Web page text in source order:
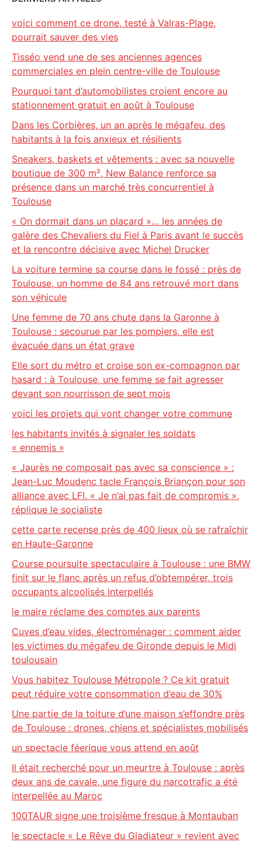
voici comment ce drone, testé à Valras-Plage,
pourrait sauver des vies
Tisséo vend une de ses anciennes agences
commerciales en plein centre-ville de Toulouse
Pourquoi tant d’automobilistes croient encore au
stationnement gratuit en août à Toulouse
Dans les Corbières, un an après le mégafeu, des
habitants à la fois anxieux et résilients
Sneakers, baskets et vêtements : avec sa nouvelle
boutique de 300 m², New Balance renforce sa
présence dans un marché très concurrentiel à
Toulouse
« On dormait dans un placard »… les années de
galère des Chevaliers du Fiel à Paris avant le succès
et la rencontre décisive avec Michel Drucker
La voiture termine sa course dans le fossé : près de
Toulouse, un homme de 84 ans retrouvé mort dans
son véhicule
Une femme de 70 ans chute dans la Garonne à
Toulouse : secourue par les pompiers, elle est
évacuée dans un état grave
Elle sort du métro et croise son ex-compagnon par
hasard : à Toulouse, une femme se fait agresser
devant son nourrisson de sept mois
voici les projets qui vont changer votre commune
les habitants invités à signaler les soldats
« ennemis »
« Jaurès ne composait pas avec sa conscience » :
Jean-Luc Moudenc tacle François Briançon pour son
alliance avec LFI. « Je n’ai pas fait de compromis »,
réplique le socialiste
cette carte recense près de 400 lieux où se rafraîchir
en Haute-Garonne
Course poursuite spectaculaire à Toulouse : une BMW
finit sur le flanc après un refus d’obtempérer, trois
occupants alcoolisés interpellés
le maire réclame des comptes aux parents
Cuves d’eau vides, électroménager : comment aider
les victimes du mégafeu de Gironde depuis le Midi
toulousain
Vous habitez Toulouse Métropole ? Ce kit gratuit
peut réduire votre consommation d’eau de 30%
Une partie de la toiture d’une maison s’effondre près
de Toulouse : drones, chiens et spécialistes mobilisés
un spectacle féerique vous attend en août
Il était recherché pour un meurtre à Toulouse : après
deux ans de cavale, une figure du narcotrafic a été
interpellée au Maroc
100TAUR signe une troisième fresque à Montauban
le spectacle « Le Rêve du Gladiateur » revient avec